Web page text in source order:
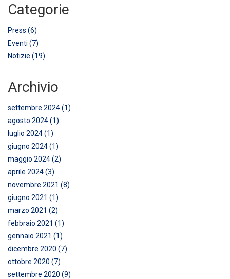
Categorie
Press (6)
Eventi (7)
Notizie (19)
Archivio
settembre 2024 (1)
agosto 2024 (1)
luglio 2024 (1)
giugno 2024 (1)
maggio 2024 (2)
aprile 2024 (3)
novembre 2021 (8)
giugno 2021 (1)
marzo 2021 (2)
febbraio 2021 (1)
gennaio 2021 (1)
dicembre 2020 (7)
ottobre 2020 (7)
settembre 2020 (9)